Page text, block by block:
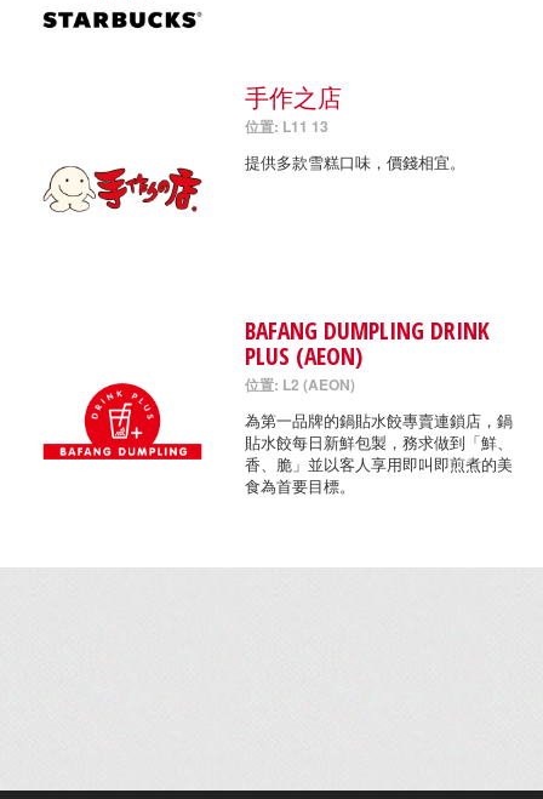
手作之店
位置: L11 13
提供多款雪糕口味，價錢相宜。
BAFANG DUMPLING DRINK
PLUS (AEON)
位置: L2 (AEON)
為第一品牌的鍋貼水餃專賣連鎖店，鍋
貼水餃每日新鮮包製，務求做到「鮮、
香、脆」並以客人享用即叫即煎煮的美
食為首要目標。